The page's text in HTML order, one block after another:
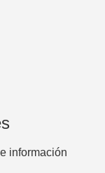
información